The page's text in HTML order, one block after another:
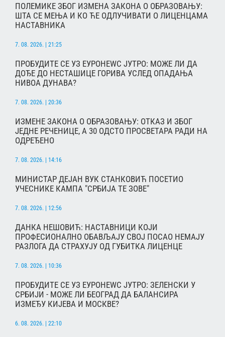
ПОЛЕМИКЕ ЗБОГ ИЗМЕНА ЗАКОНА О ОБРАЗОВАЊУ:
ШТА СЕ МЕЊА И КО ЋЕ ОДЛУЧИВАТИ О ЛИЦЕНЦАМА
НАСТАВНИКА
7. 08. 2026. | 21:25
ПРОБУДИТЕ СЕ УЗ ЕУРОНЕWС ЈУТРО: МОЖЕ ЛИ ДА
ДОЂЕ ДО НЕСТАШИЦЕ ГОРИВА УСЛЕД ОПАДАЊА
НИВОА ДУНАВА?
7. 08. 2026. | 20:36
ИЗМЕНЕ ЗАКОНА О ОБРАЗОВАЊУ: ОТКАЗ И ЗБОГ
ЈЕДНЕ РЕЧЕНИЦЕ, А 30 ОДСТО ПРОСВЕТАРА РАДИ НА
ОДРЕЂЕНО
7. 08. 2026. | 14:16
МИНИСТАР ДЕЈАН ВУК СТАНКОВИЋ ПОСЕТИО
УЧЕСНИКЕ КАМПА "СРБИЈА ТЕ ЗОВЕ"
7. 08. 2026. | 12:56
ДАНКА НЕШОВИЋ: НАСТАВНИЦИ КОЈИ
ПРОФЕСИОНАЛНО ОБАВЉАЈУ СВОЈ ПОСАО НЕМАЈУ
РАЗЛОГА ДА СТРАХУЈУ ОД ГУБИТКА ЛИЦЕНЦЕ
7. 08. 2026. | 10:36
ПРОБУДИТЕ СЕ УЗ ЕУРОНЕWС ЈУТРО: ЗЕЛЕНСКИ У
СРБИЈИ - МОЖЕ ЛИ БЕОГРАД ДА БАЛАНСИРА
ИЗМЕЂУ КИЈЕВА И МОСКВЕ?
6. 08. 2026. | 22:10